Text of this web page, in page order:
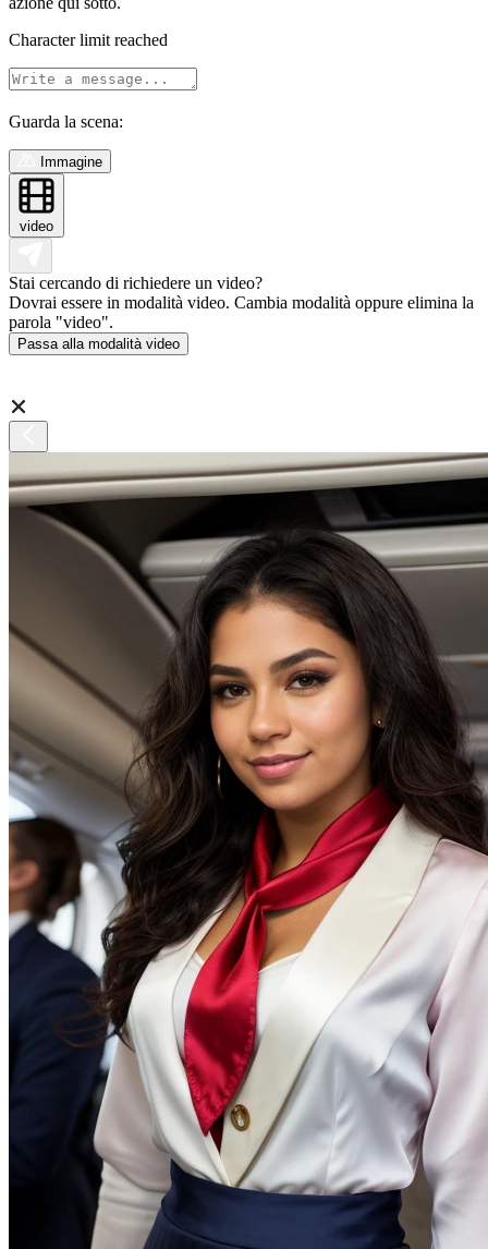
Character limit reached
Guarda la scena:
Immagine
video
Stai cercando di richiedere un video?
Dovrai essere in modalità video. Cambia modalità oppure elimina la
parola "video".
Passa alla modalità video